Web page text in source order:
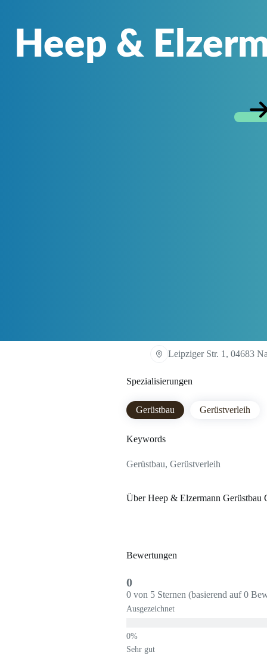
Heep &
Leipziger Str. 1, 04683
Spezialisierungen
Gerüstbau Gerüstverleih
Keywords
Gerüstbau, Gerüstverleih
Über Heep & Elzermann Gerüstbau
Bewertungen
0
0 von 5 Sternen (basierend auf 0
Ausgezeichnet
Sehr gut